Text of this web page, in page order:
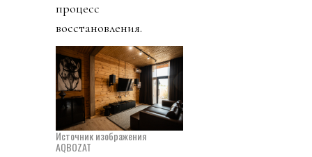
процесс
восстановления.
Источник изображения
AQBOZAT